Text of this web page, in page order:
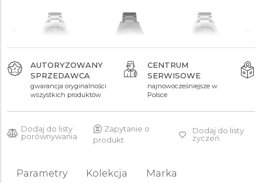
6 190 zł 7 090 zł 6 190 zł
AUTORYZOWANY
SPRZEDAWCA
gwarancja oryginalności
wszystkich produktów
CENTRUM
SERWISOWE
najnowocześniejsze w
Polsce
Dodaj do listy
porównywania
Zapytanie o
produkt
Dodaj do listy
życzeń
Parametry Kolekcja Marka